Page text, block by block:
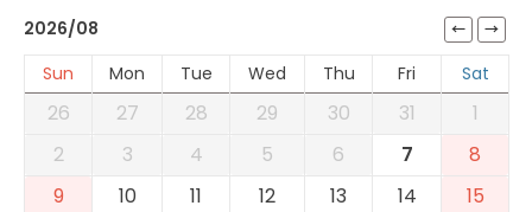
2026/08
Sun
Mon Tue Wed Thu Fri Sat
26 27 28 29 30 31
1
2
3 4 5 6 7
8
9
10 11 12 13 14
15